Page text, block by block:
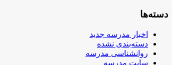
دسته‌ها
اخبار مدرسه جدید
دسته‌بندی نشده
روانشناسی مدرسه
سایت مدرسه